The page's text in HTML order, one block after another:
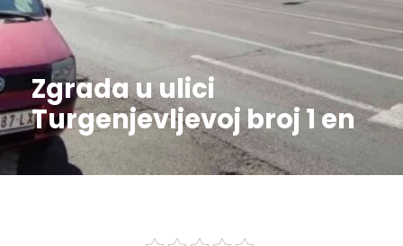
Zgrada u ulici
Turgenjevljevoj broj 1 en